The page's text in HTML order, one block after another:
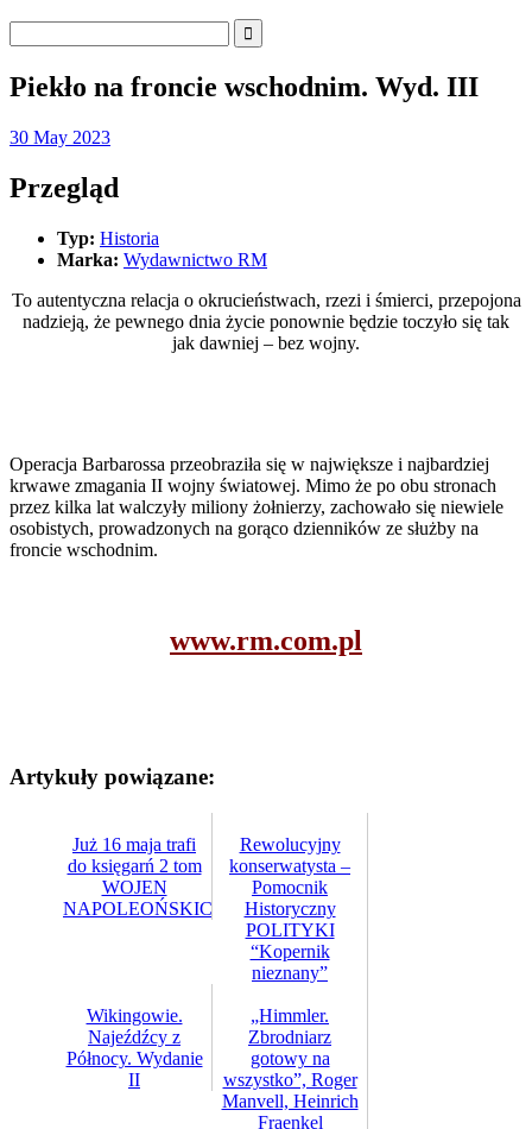
Piekło na froncie wschodnim. Wyd. III
30 May 2023
Przegląd
Typ: Historia
Marka: Wydawnictwo RM
To autentyczna relacja o okrucieństwach, rzezi i śmierci, przepojona
nadzieją, że pewnego dnia życie ponownie będzie toczyło się tak
jak dawniej – bez wojny.
Operacja Barbarossa przeobraziła się w największe i najbardziej
krwawe zmagania II wojny światowej. Mimo że po obu stronach
przez kilka lat walczyły miliony żołnierzy, zachowało się niewiele
osobistych, prowadzonych na gorąco dzienników ze służby na
froncie wschodnim.
www.rm.com.pl
Artykuły powiązane:
Już 16 maja trafi
do księgarń 2 tom
WOJEN
NAPOLEOŃSKICH…
Rewolucyjny
konserwatysta –
Pomocnik
Historyczny
POLITYKI
“Kopernik
nieznany”
Wikingowie.
Najeźdźcy z
Północy. Wydanie
II
„Himmler.
Zbrodniarz
gotowy na
wszystko”, Roger
Manvell, Heinrich
Fraenkel